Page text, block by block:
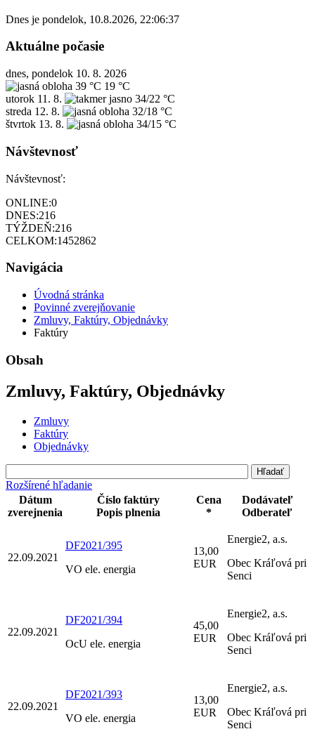
Dnes je pondelok, 10.8.2026, 22:06:37
Aktuálne počasie
dnes, pondelok 10. 8. 2026
39 °C 19 °C
utorok 11. 8.
34/22 °C
streda 12. 8.
32/18 °C
štvrtok 13. 8. 34/15 °C
Návštevnosť
Návštevnosť:
ONLINE:0
DNES:216
TÝŽDEŇ:216
CELKOM:1452862
Navigácia
Úvodná stránka
Povinné zverejňovanie
Zmluvy, Faktúry, Objednávky
Faktúry
Obsah
Zmluvy, Faktúry, Objednávky
Zmluvy
Faktúry
Objednávky
Rozšírené hľadanie
Dátum
zverejnenia
Číslo faktúry
Popis plnenia
Cena
*
Dodávateľ
Odberateľ
22.09.2021
DF2021/395
VO ele. energia
13,00
EUR
Energie2, a.s.
Obec Kráľová pri
Senci
22.09.2021
DF2021/394
OcU ele. energia
45,00
EUR
Energie2, a.s.
Obec Kráľová pri
Senci
22.09.2021
DF2021/393
VO ele. energia
13,00
EUR
Energie2, a.s.
Obec Kráľová pri
Senci